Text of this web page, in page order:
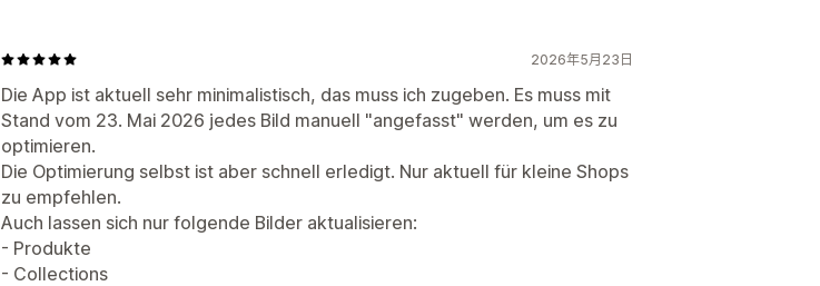
文件上传
2026年5月23日
Die App ist aktuell sehr minimalistisch, das muss ich zugeben. Es muss mit
Stand vom 23. Mai 2026 jedes Bild manuell "angefasst" werden, um es zu
optimieren.
Die Optimierung selbst ist aber schnell erledigt. Nur aktuell für kleine Shops
zu empfehlen.
Auch lassen sich nur folgende Bilder aktualisieren:
- Produkte
- Collections